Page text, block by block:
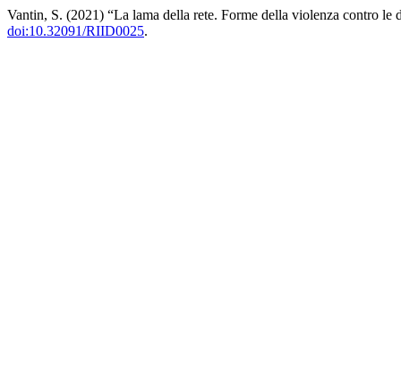
Vantin, S. (2021) “La lama della rete. Forme della violenza contro le
doi:10.32091/RIID0025.